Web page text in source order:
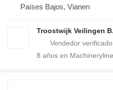
Países Bajos, Vianen
Troostwijk Veilingen
8 años en Machineryline